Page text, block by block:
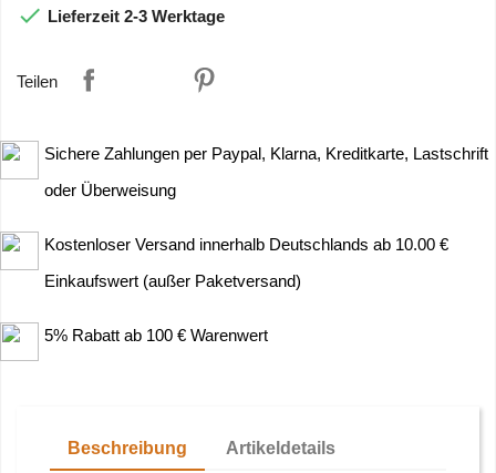
 Lieferzeit 2-3 Werktage
Teilen
Sichere Zahlungen per Paypal, Klarna, Kreditkarte, Lastschrift
oder Überweisung
Kostenloser Versand innerhalb Deutschlands ab 10.00 €
Einkaufswert (außer Paketversand)
5% Rabatt ab 100 € Warenwert
Beschreibung Artikeldetails